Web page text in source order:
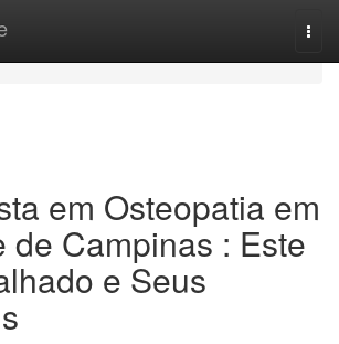
em Osteopatia em
de Campinas : Este
e Seus